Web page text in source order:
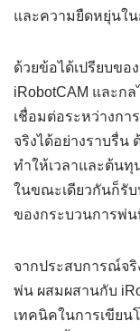
และความยืดหยุ่นใ
ด้วยข้อได้เปรียบขอ
iRobotCAM และก
เชื่อมต่อระหว่างกา
จริงได้อย่างราบรื่น
ทำให้เวลาและต้นทุ
ในขณะเดียวกันก็รั
ของกระบวนการพ่น
จากประสบการณ์จ
พ่น ผสมผสานกับ
เทคนิคในการเขีย